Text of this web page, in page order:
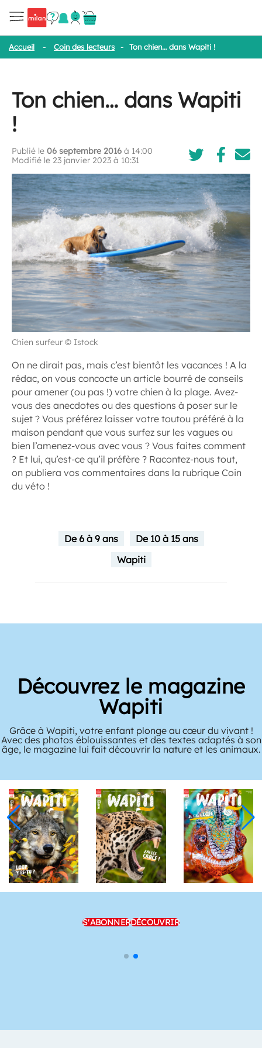
Accueil - Coin des lecteurs - Ton chien… dans Wapiti !
Ton chien… dans Wapiti
!
Publié le 06 septembre 2016 à 14:00
Modifié le 23 janvier 2023 à 10:31
Chien surfeur © Istock
On ne dirait pas, mais c’est bientôt les vacances ! A la
rédac, on vous concocte un article bourré de conseils
pour amener (ou pas !) votre chien à la plage. Avez-
vous des anecdotes ou des questions à poser sur le
sujet ? Vous préférez laisser votre toutou préféré à la
maison pendant que vous surfez sur les vagues ou
bien l’amenez-vous avec vous ? Vous faites comment
? Et lui, qu’est-ce qu’il préfère ? Racontez-nous tout,
on publiera vos commentaires dans la rubrique Coin
du véto !
De 6 à 9 ans
De 10 à 15 ans
Wapiti
Découvrez le magazine
Wapiti
Grâce à Wapiti, votre enfant plonge au cœur du vivant !
Avec des photos éblouissantes et des textes adaptés à son
âge, le magazine lui fait découvrir la nature et les animaux.
S'ABONNERDÉCOUVRIR